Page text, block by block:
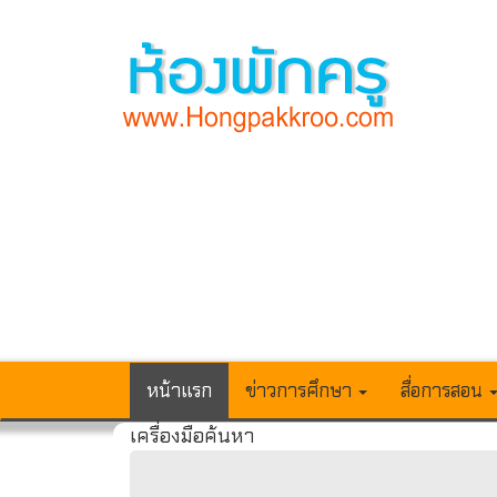
หน้าแรก ข่าวการศึกษา สื่อการสอน
เครื่องมือค้นหา